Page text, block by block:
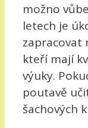
možno
letech je
zapracovat
kteří mají
výuky.
poutavě
šachových